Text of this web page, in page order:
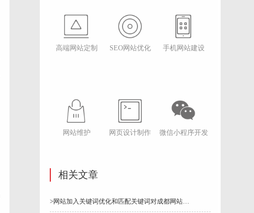
高端网站定制 SEO网站优化 手机网站建设
网站维护 网页设计制作 微信小程序开发
相关文章
>网站加入关键词优化和匹配关键词对成都网站优化公···